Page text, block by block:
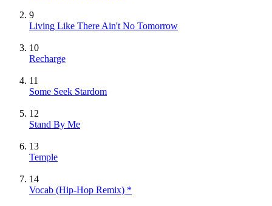
9
Living Like There Ain't No Tomorrow
10
Recharge
11
Some Seek Stardom
12
Stand By Me
13
Temple
14
Vocab (Hip-Hop Remix) *